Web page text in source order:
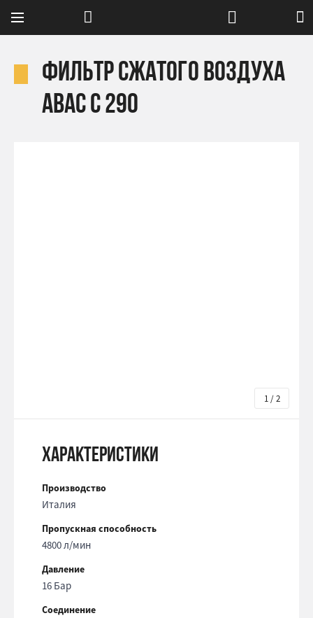
Фильтр сжатого воздуха
Abac C 290
1 / 2
Характеристики
Производство
Италия
Пропускная способность
4800 л/мин
Давление
16 Бар
Соединение